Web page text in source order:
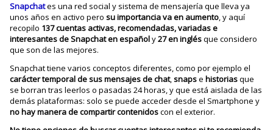
Snapchates una red social y sistema de mensajería que lleva ya
unos años en activo perosu importancia va en aumento, y aquí
recopilo 137 cuentas activas, recomendadas, variadas e
interesantes de Snapchat en españoly27 eninglésque considero
que son de las mejores.
Snapchat tiene varios conceptos diferentes, como por ejemplo el
carácter temporal de sus mensajes de chat,snapsehistoriasque
se borran tras leerlos o pasadas 24 horas, y que está aislada de las
demás plataformas: solo se puede acceder desde el Smartphone y
no hay manera de compartir contenidoscon el exterior.